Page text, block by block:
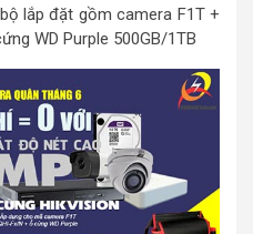
lắp đặt gồm camera F1T +
WD Purple 500GB/1TB